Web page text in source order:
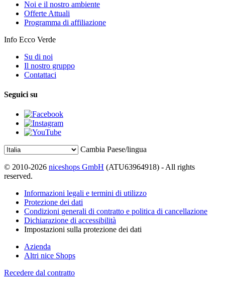
Noi e il nostro ambiente
Offerte Attuali
Programma di affiliazione
Info Ecco Verde
Su di noi
Il nostro gruppo
Contattaci
Seguici su
Cambia Paese/lingua
© 2010-2026 niceshops GmbH (ATU63964918) - All rights
reserved.
Informazioni legali e termini di utilizzo
Protezione dei dati
Condizioni generali di contratto e politica di cancellazione
Dichiarazione di accessibilità
Impostazioni sulla protezione dei dati
Azienda
Altri nice Shops
Recedere dal contratto